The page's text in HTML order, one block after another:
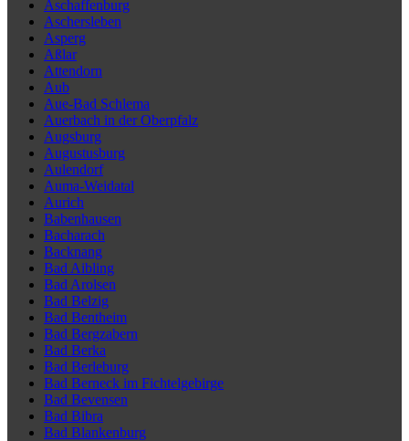
Aschaffenburg
Aschersleben
Asperg
Aßlar
Attendorn
Aub
Aue-Bad Schlema
Auerbach in der Oberpfalz
Augsburg
Augustusburg
Aulendorf
Auma-Weidatal
Aurich
Babenhausen
Bacharach
Backnang
Bad Aibling
Bad Arolsen
Bad Belzig
Bad Bentheim
Bad Bergzabern
Bad Berka
Bad Berleburg
Bad Berneck im Fichtelgebirge
Bad Bevensen
Bad Bibra
Bad Blankenburg